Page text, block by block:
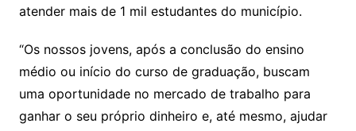
atender mais de 1 mil estudantes do município.
“Os nossos jovens, após a conclusão do ensino
médio ou início do curso de graduação, buscam
uma oportunidade no mercado de trabalho para
ganhar o seu próprio dinheiro e, até mesmo, ajudar